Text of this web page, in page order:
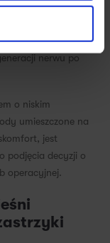
rąk, takich jak
nerwu po
o niskim
umieszczone na
jest
podjęcia decyzji o
operacyjnej.